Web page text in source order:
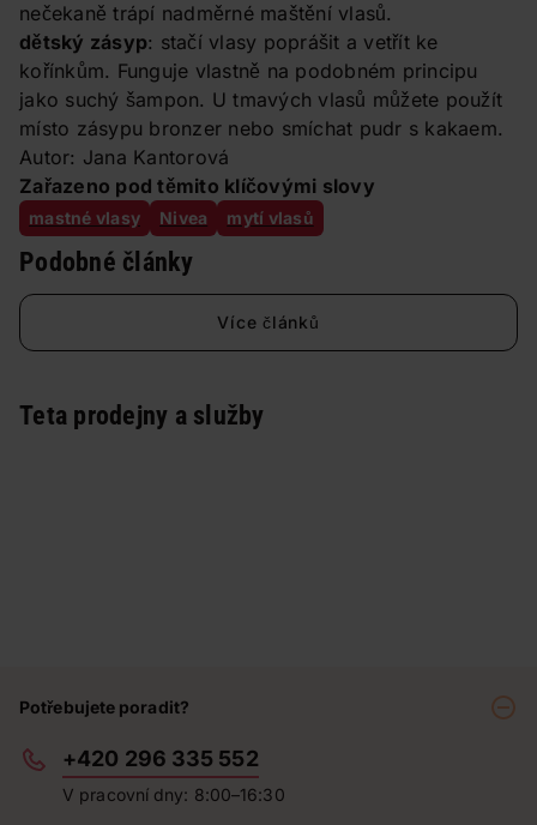
nečekaně trápí nadměrné maštění vlasů.
dětský zásyp: stačí vlasy poprášit a vetřít ke
kořínkům. Funguje vlastně na podobném principu
jako suchý šampon. U tmavých vlasů můžete použít
místo zásypu bronzer nebo smíchat pudr s kakaem.
Autor: Jana Kantorová
Zařazeno pod těmito klíčovými slovy
mastné vlasy Nivea mytí vlasů
Podobné články
Více článků
Teta prodejny a služby
Potřebujete poradit?
+420 296 335 552
V pracovní dny: 8:00–16:30